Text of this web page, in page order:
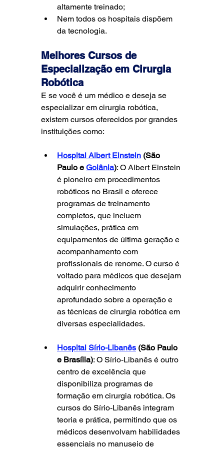
altamente treinado;
Nem todos os hospitais dispõem
da tecnologia.
Melhores Cursos de
Especialização em Cirurgia
Robótica
E se você é um médico e deseja se
especializar em cirurgia robótica,
existem cursos oferecidos por grandes
instituições como:
Hospital Albert Einstein (São
Paulo e Goiânia): O Albert Einstein
é pioneiro em procedimentos
robóticos no Brasil e oferece
programas de treinamento
completos, que incluem
simulações, prática em
equipamentos de última geração e
acompanhamento com
profissionais de renome. O curso é
voltado para médicos que desejam
adquirir conhecimento
aprofundado sobre a operação e
as técnicas de cirurgia robótica em
diversas especialidades.
Hospital Sírio-Libanês (São Paulo
e Brasília): O Sírio-Libanês é outro
centro de excelência que
disponibiliza programas de
formação em cirurgia robótica. Os
cursos do Sírio-Libanês integram
teoria e prática, permitindo que os
médicos desenvolvam habilidades
essenciais no manuseio de